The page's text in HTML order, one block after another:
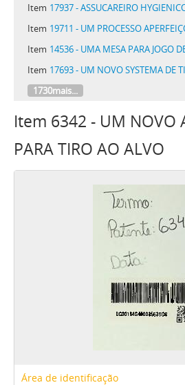
Item 17937 - ASSUCAREIRO
Item 19711 - UM PROCESSO APERFEIÇOADO PARA A
Item 14536 - UMA MESA PARA JOGO
Item 17693 - UM NOVO SYSTEMA DE TINTAS QUE, SE IDENTIFICANDO COM O MATERIAL DE PINTURA, TORNAM-NO COMPLETAMENTE
1730mais...
Item 6342 - UM NOVO
PARA TIRO AO ALVO
Área de identificação